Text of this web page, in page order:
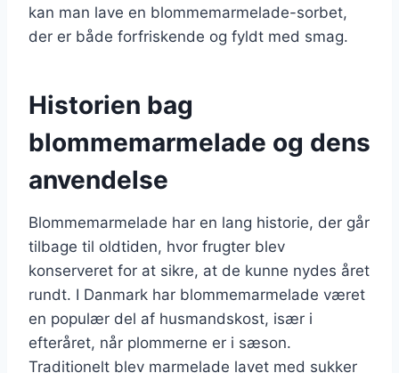
kan man lave en blommemarmelade-sorbet,
der er både forfriskende og fyldt med smag.
Historien bag
blommemarmelade og dens
anvendelse
Blommemarmelade har en lang historie, der går
tilbage til oldtiden, hvor frugter blev
konserveret for at sikre, at de kunne nydes året
rundt. I Danmark har blommemarmelade været
en populær del af husmandskost, især i
efteråret, når plommerne er i sæson.
Traditionelt blev marmelade lavet med sukker